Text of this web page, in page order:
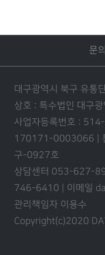
문
대구광역시 북구 유통
상호 : 특수법인 대구
사업자등록번호 :
170171-0003066 |
구-0927호
상담센터 053-627-
746-6410 | 이메일
관리책임자 이용수
Copyright(c)2020